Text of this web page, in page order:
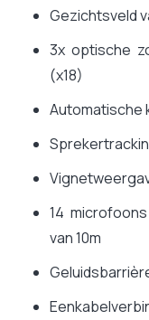
Gezichtsveld
3x optische
(x18)
Automatische
14
van 10m